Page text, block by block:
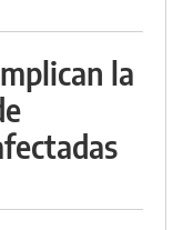
la